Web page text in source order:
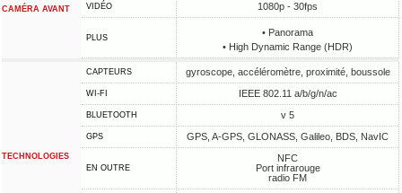
CAMÉRA AVANT VIDÉO 1080p - 30fps
PLUS
• Panorama
• High Dynamic Range (HDR)
TECHNOLOGIES
CAPTEURS gyroscope, accéléromètre, proximité, boussole
WI-FI IEEE 802.11 a/b/g/n/ac
BLUETOOTH v 5
GPS GPS, A-GPS, GLONASS, Galileo, BDS, NavIC
EN OUTRE
NFC
Port infrarouge
radio FM